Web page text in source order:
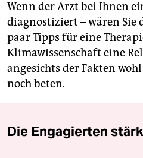
Wenn der Arzt bei Ihnen
diagnostiziert – wären Sie
paar Tipps für eine
Klimawissenschaft eine
angesichts der Fakten
noch beten.
Die Engagierten